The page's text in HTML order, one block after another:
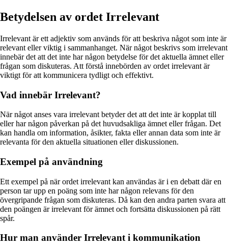
Betydelsen av ordet Irrelevant
Irrelevant är ett adjektiv som används för att beskriva något som inte är
relevant eller viktig i sammanhanget. När något beskrivs som irrelevant
innebär det att det inte har någon betydelse för det aktuella ämnet eller
frågan som diskuteras. Att förstå innebörden av ordet irrelevant är
viktigt för att kommunicera tydligt och effektivt.
Vad innebär Irrelevant?
När något anses vara irrelevant betyder det att det inte är kopplat till
eller har någon påverkan på det huvudsakliga ämnet eller frågan. Det
kan handla om information, åsikter, fakta eller annan data som inte är
relevanta för den aktuella situationen eller diskussionen.
Exempel på användning
Ett exempel på när ordet irrelevant kan användas är i en debatt där en
person tar upp en poäng som inte har någon relevans för den
övergripande frågan som diskuteras. Då kan den andra parten svara att
den poängen är irrelevant för ämnet och fortsätta diskussionen på rätt
spår.
Hur man använder Irrelevant i kommunikation